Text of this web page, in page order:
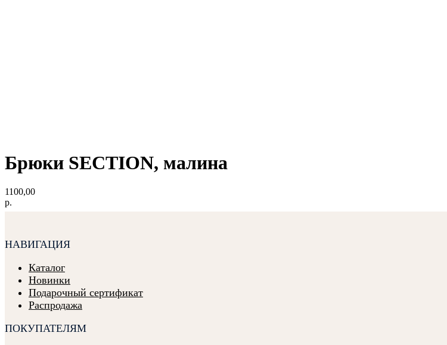
Брюки SECTION, малина
1100,00
р.
НАВИГАЦИЯ
Каталог
Новинки
Подарочный сертификат
Распродажа
ПОКУПАТЕЛЯМ